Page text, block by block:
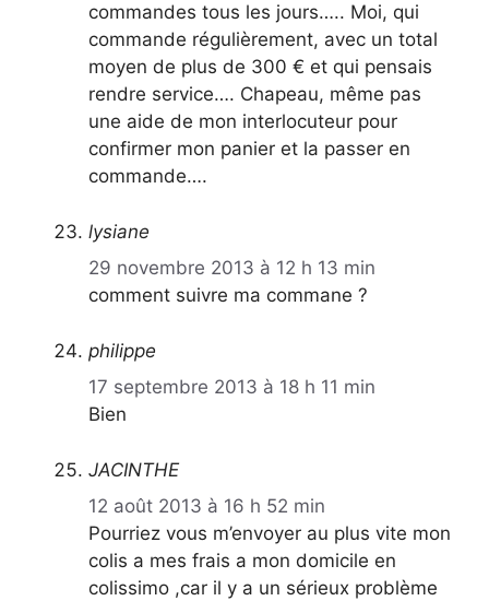
commandes tous les jours….. Moi, qui
commande régulièrement, avec un total
moyen de plus de 300 € et qui pensais
rendre service…. Chapeau, même pas
une aide de mon interlocuteur pour
confirmer mon panier et la passer en
commande….
lysiane
29 novembre 2013 à 12 h 13 min
comment suivre ma commane ?
philippe
17 septembre 2013 à 18 h 11 min
Bien
JACINTHE
12 août 2013 à 16 h 52 min
Pourriez vous m’envoyer au plus vite mon
colis a mes frais a mon domicile en
colissimo ,car il y a un sérieux problème